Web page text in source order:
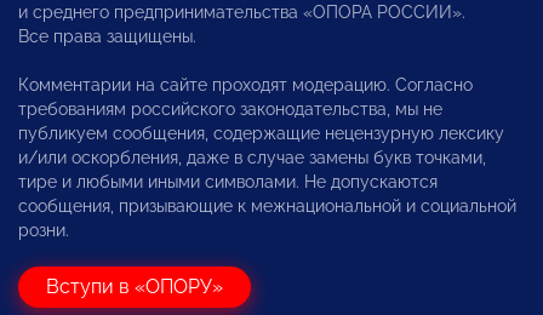
и среднего предпринимательства «ОПОРА РОССИИ».
Все права защищены.
Комментарии на сайте проходят модерацию. Согласно
требованиям российского законодательства, мы не
публикуем сообщения, содержащие нецензурную лексику
и/или оскорбления, даже в случае замены букв точками,
тире и любыми иными символами. Не допускаются
сообщения, призывающие к межнациональной и социальной
розни.
Вступи в «ОПОРУ»